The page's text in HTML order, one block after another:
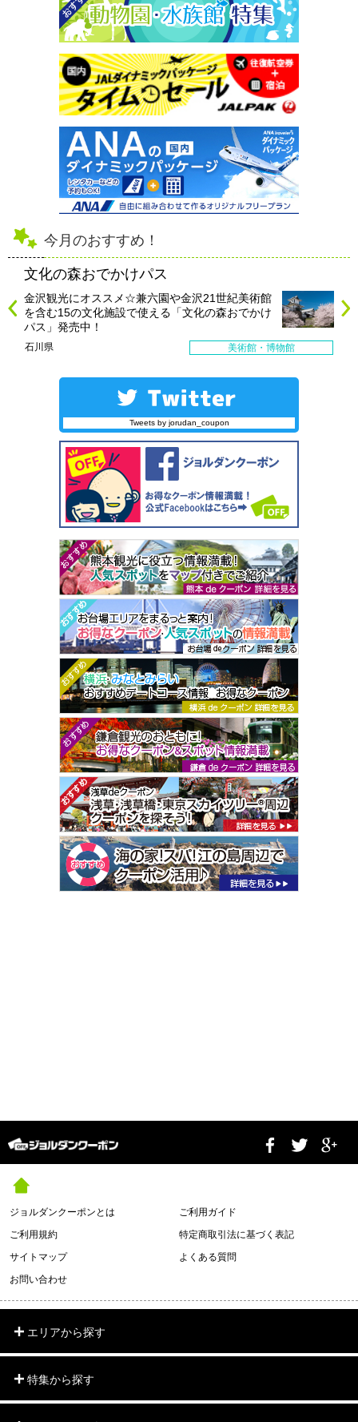
今月のおすすめ！
文化の森おでかけパス
金沢観光にオススメ☆兼六園や金沢21世紀美術館
を含む15の文化施設で使える「文化の森おでかけ
パス」発売中！
石川県 美術館・博物館
Tweets by jorudan_coupon
ジョルダンクーポンとは
ご利用ガイド
ご利用規約
特定商取引法に基づく表記
サイトマップ
よくある質問
お問い合わせ
エリアから探す
特集から探す